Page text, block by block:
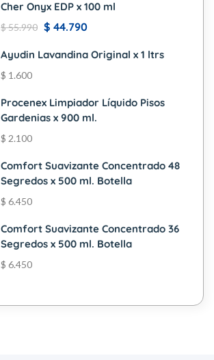
Cher Onyx EDP x 100 ml
$55.990 $ 44.790
Ayudin Lavandina Original x 1 ltrs
$ 1.600
Procenex Limpiador Líquido Pisos
Gardenias x 900 ml.
$ 2.100
Comfort Suavizante Concentrado 48
Segredos x 500 ml. Botella
$ 6.450
Comfort Suavizante Concentrado 36
Segredos x 500 ml. Botella
$ 6.450